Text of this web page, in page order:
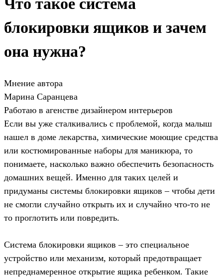
Что такое система
блокировки ящиков и зачем
она нужна?
Мнение автора
Марина Саранцева
Работаю в агенстве дизайнером интерьеров
Если вы уже сталкивались с проблемой, когда малыш
нашел в доме лекарства, химические моющие средства
или костюмированные наборы для маникюра, то
понимаете, насколько важно обеспечить безопасность
домашних вещей. Именно для таких целей и
придуманы системы блокировки ящиков – чтобы дети
не смогли случайно открыть их и случайно что-то не
то проглотить или повредить.
Система блокировки ящиков – это специальное
устройство или механизм, который предотвращает
непреднамеренное открытие ящика ребенком. Такие